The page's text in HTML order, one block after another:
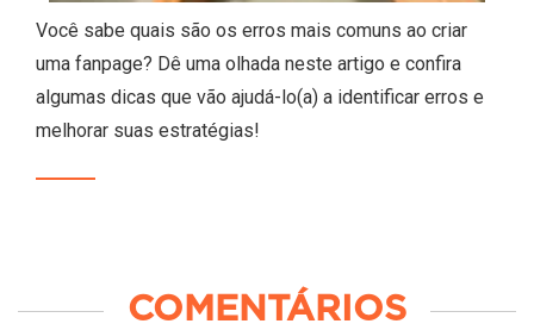
Você sabe quais são os erros mais comuns ao criar
uma fanpage? Dê uma olhada neste artigo e confira
algumas dicas que vão ajudá-lo(a) a identificar erros e
melhorar suas estratégias!
COMENTÁRIOS